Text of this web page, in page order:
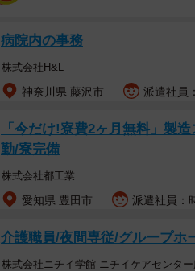
病院内の事務
株式会社H&L
神奈川県 藤沢市 派遣社員
「今だけ!寮費2ヶ月無料」製
勤/寮完備
株式会社都工業
愛知県 豊田市 派遣社員：
介護職員/夜間専従/グループホ
株式会社ニチイ学館 ニチイケアセンタ